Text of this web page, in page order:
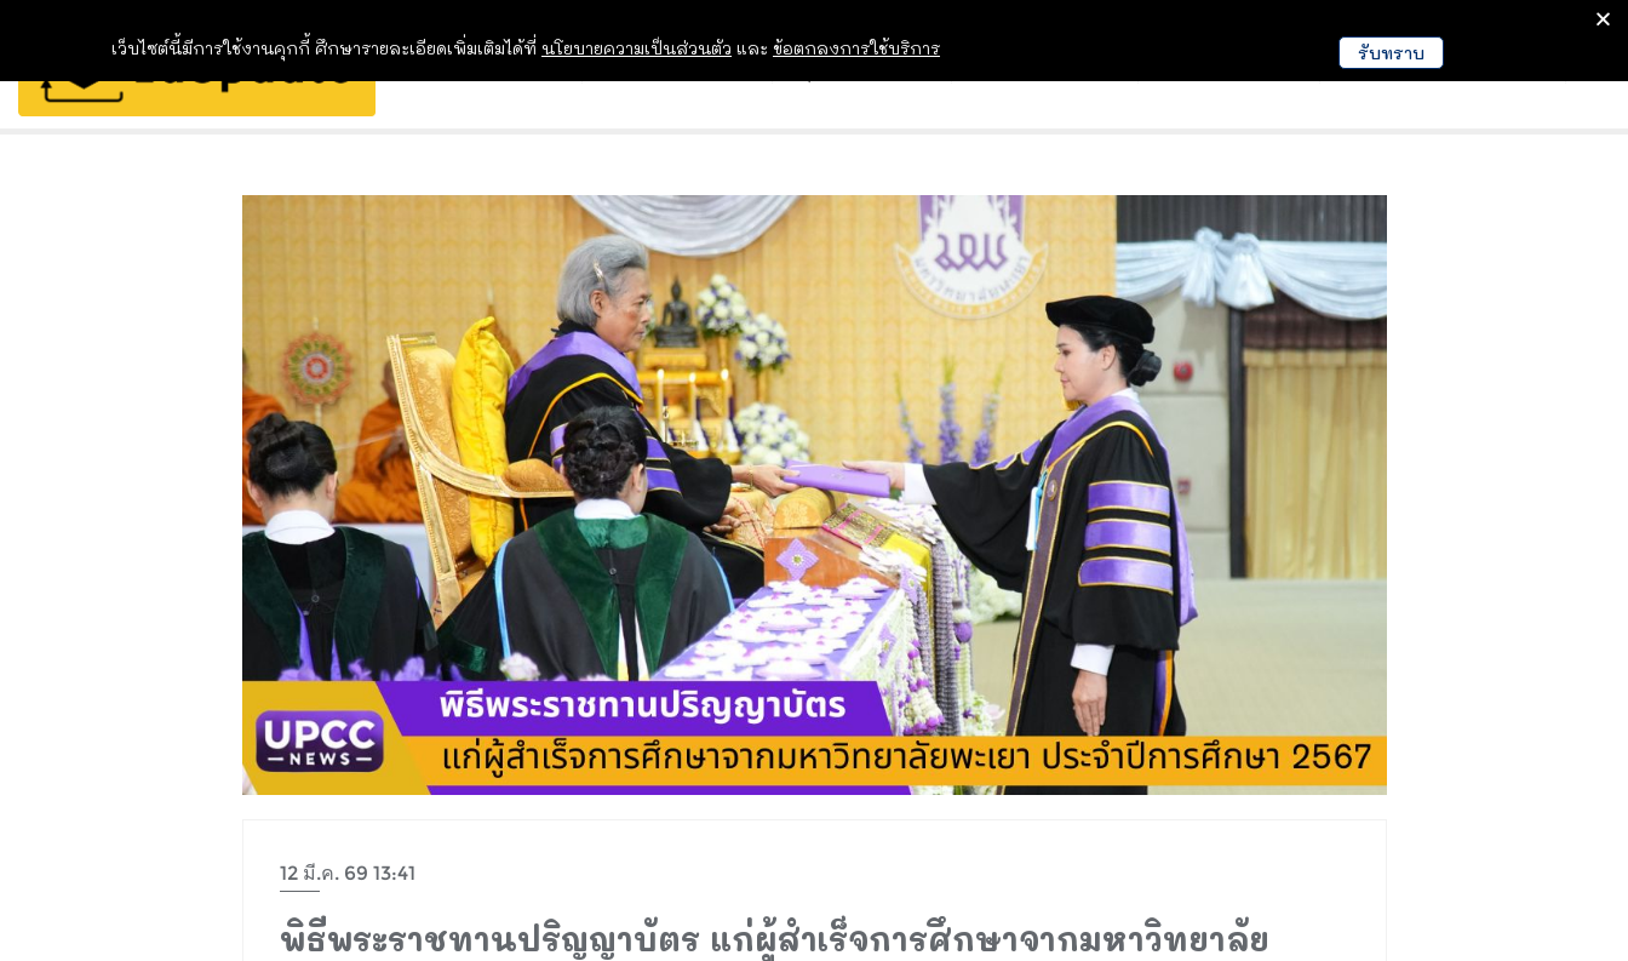
EDUCATION NEWS
12 มี.ค. 69 13:41
พิธีพระราชทานปริญญาบัตร แก่ผู้สำเร็จการศึกษาจากมหาวิทยาลัย
เว็บไซต์นี้มีการใช้งานคุกกี้ ศึกษารายละเอียดเพิ่มเติมได้ที่ นโยบายความเป็นส่วนตัว และ ข้อตกลงการใช้บริการ รับทราบ